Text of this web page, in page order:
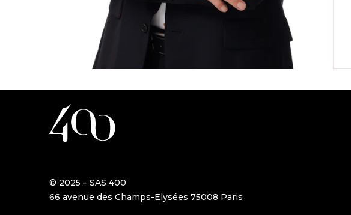
© 2025 – SAS 400
66 avenue des Champs-Elysées 75008 Paris